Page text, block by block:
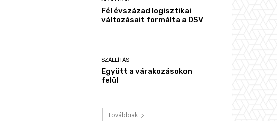
Fél évszázad logisztikai
változásait formálta a DSV
SZÁLLÍTÁS
Együtt a várakozásokon
felül
Továbbiak